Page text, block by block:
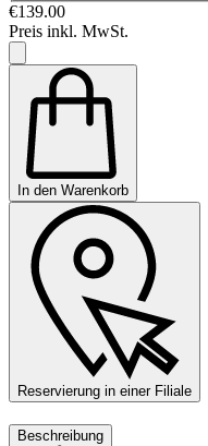
€139.00
Preis inkl. MwSt.
In den Warenkorb
Reservierung in einer Filiale
Beschreibung